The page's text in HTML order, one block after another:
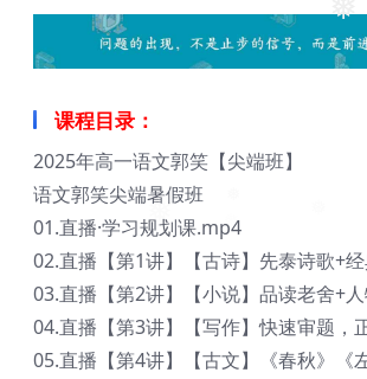
❅
❅
课程目录：
2025年高一语文郭笑【尖端班】
语文郭笑尖端暑假班
01.直播·学习规划课.mp4
02.直播【第1讲】【古诗】先泰诗歌+
03.直播【第2讲】【小说】品读老舍+
04.直播【第3讲】【写作】快速审题，
05.直播【第4讲】【古文】《春秋》《